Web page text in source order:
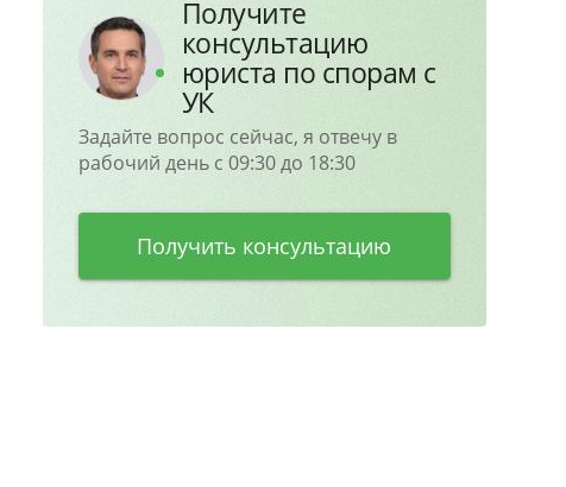
Получите
консультацию
юриста по спорам с
УК
Задайте вопрос сейчас, я отвечу в
рабочий день с 09:30 до 18:30
Получить консультацию